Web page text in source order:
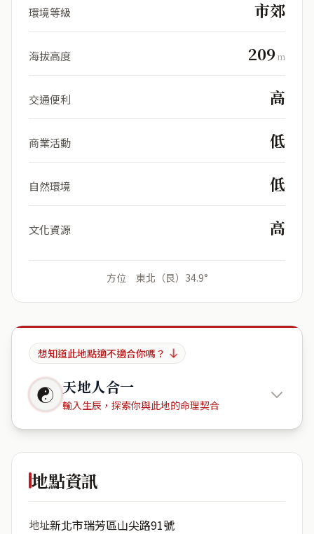
環境等級 市郊
海拔高度 209m
交通便利 高
商業活動 低
自然環境 低
文化資源 高
方位 東北（艮）34.9°
想知道此地點適不適合你嗎？
☯ 天地人合一
輸入生辰，探索你與此地的命理契合
Levite
地點資訊
地址新北市瑞芳區山尖路91號